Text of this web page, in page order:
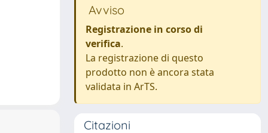
Avviso
Registrazione in corso di
verifica.
La registrazione di questo
prodotto non è ancora stata
validata in ArTS.
Citazioni